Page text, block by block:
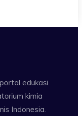
edukasi
kimia
Indonesia.